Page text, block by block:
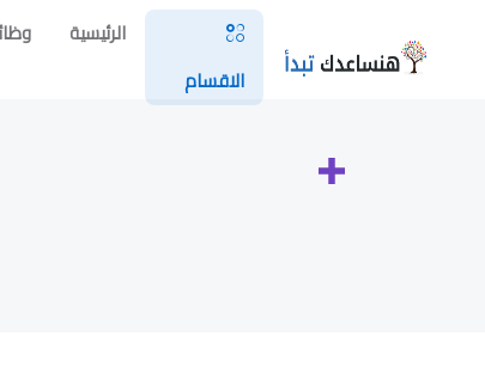
الاقسام
الرئيسية